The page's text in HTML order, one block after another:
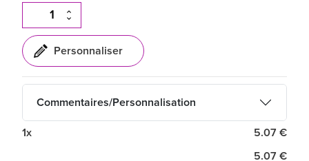
Commentaires/Personnalisation
1x 5.07 €
5.07 €